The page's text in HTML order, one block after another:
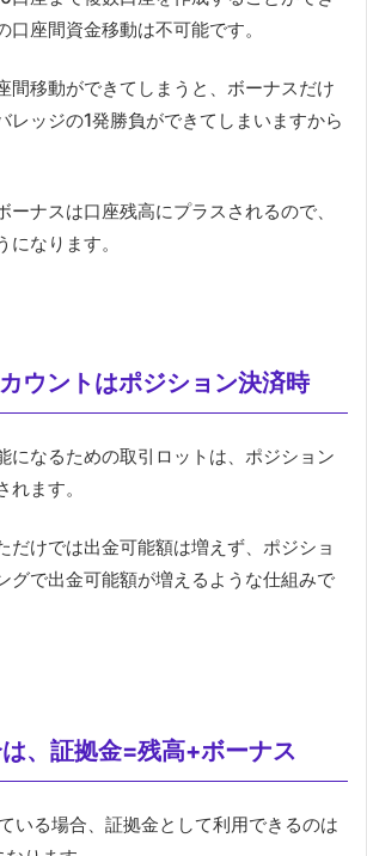
口座間資金移動は不可能です。
間移動ができてしまうと、ボーナスだけ
レッジの1発勝負ができてしまいますから
ーナスは口座残高にプラスされるので、
なります。
ウントはポジション決済時
になるための取引ロットは、ポジション
ます。
だけでは出金可能額は増えず、ポジショ
グで出金可能額が増えるような仕組みで
、証拠金=残高+ボーナス
いる場合、証拠金として利用できるのは